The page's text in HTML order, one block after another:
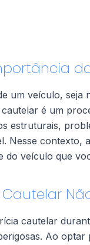
um veículo, seja
é um
estruturais,
Nesse contexto,
do veículo que
cautelar
Ao